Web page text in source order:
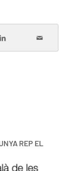
REP EL